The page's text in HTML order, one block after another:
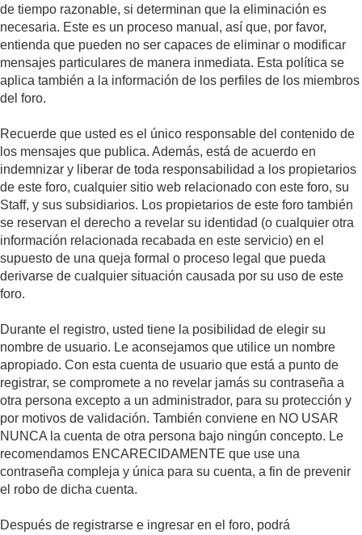
de tiempo razonable, si determinan que la eliminación es
necesaria. Este es un proceso manual, así que, por favor,
entienda que pueden no ser capaces de eliminar o modificar
mensajes particulares de manera inmediata. Esta política se
aplica también a la información de los perfiles de los miembros
del foro.
Recuerde que usted es el único responsable del contenido de
los mensajes que publica. Además, está de acuerdo en
indemnizar y liberar de toda responsabilidad a los propietarios
de este foro, cualquier sitio web relacionado con este foro, su
Staff, y sus subsidiarios. Los propietarios de este foro también
se reservan el derecho a revelar su identidad (o cualquier otra
información relacionada recabada en este servicio) en el
supuesto de una queja formal o proceso legal que pueda
derivarse de cualquier situación causada por su uso de este
foro.
Durante el registro, usted tiene la posibilidad de elegir su
nombre de usuario. Le aconsejamos que utilice un nombre
apropiado. Con esta cuenta de usuario que está a punto de
registrar, se compromete a no revelar jamás su contraseña a
otra persona excepto a un administrador, para su protección y
por motivos de validación. También conviene en NO USAR
NUNCA la cuenta de otra persona bajo ningún concepto. Le
recomendamos ENCARECIDAMENTE que use una
contraseña compleja y única para su cuenta, a fin de prevenir
el robo de dicha cuenta.
Después de registrarse e ingresar en el foro, podrá